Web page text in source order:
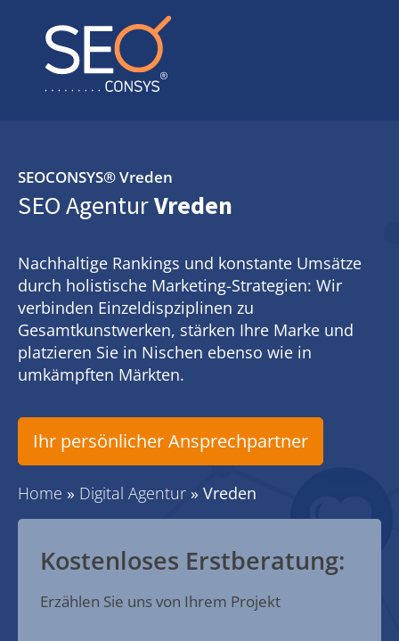
SEOCONSYS®Vreden
SEO AgenturVreden
Nachhaltige Rankings und konstante Umsätze
durch holistische Marketing-Strategien: Wir
verbinden Einzeldispziplinen zu
Gesamtkunstwerken, stärken Ihre Marke und
platzieren Sie in Nischen ebenso wie in
umkämpften Märkten.
Ihr persönlicher Ansprechpartner
Home » Digital Agentur » Vreden
Kostenloses Erstberatung:
Erzählen Sie uns von Ihrem Projekt